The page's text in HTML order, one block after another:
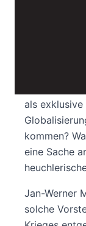
als exklusive
kommen?
eine Sache
Jan-Werner
solche